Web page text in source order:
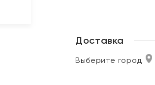
Доставка
Выберите город